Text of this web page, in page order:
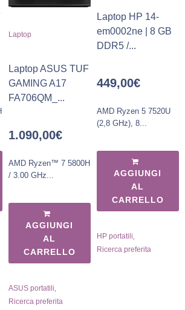
Laptop
Laptop ASUS TUF
GAMING A17
FA706QM_...
1.090,00€
AMD Ryzen™ 7 5800H
/ 3.00 GHz...
AGGIUNGI
AL
CARRELLO
ASUS portatili
Ricerca preferita
Laptop HP 14-
em0002ne | 8 GB
DDR5 /...
449,00€
AMD Ryzen 5 7520U
(2,8 GHz), 8...
AGGIUNGI
AL
CARRELLO
HP portatili,
Ricerca preferita